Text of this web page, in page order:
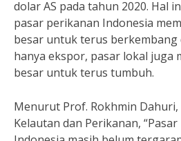
dolar AS pada tahun 2020. Hal
pasar perikanan Indonesia
besar untuk terus berkembang
hanya ekspor, pasar lokal juga
besar untuk terus tumbuh.
Menurut Prof. Rokhmin
Kelautan dan Perikanan,